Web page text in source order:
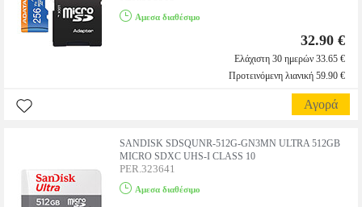
Αμεσα διαθέσιμο
32.90 €
Ελάχιστη 30 ημερών 33.65 €
Προτεινόμενη λιανική 59.90 €
Αγορά
SANDISK SDSQUNR-512G-GN3MN ULTRA 512GB
MICRO SDXC UHS-I CLASS 10
PER.323641
Αμεσα διαθέσιμο